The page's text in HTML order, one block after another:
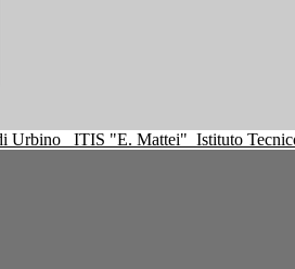
ITIS "E. Mattei" Istituto